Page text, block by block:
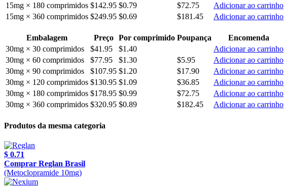
15mg × 180 comprimidos $142.95 $0.79 $72.75
Adicionar ao carrinho
15mg × 360 comprimidos $249.95 $0.69 $181.45 Adicionar ao carrinho
Embalagem Preço Por comprimido Poupança
Encomenda
30mg × 30 comprimidos
$41.95 $1.40
Adicionar ao carrinho
30mg × 60 comprimidos
$77.95 $1.30 $5.95
Adicionar ao carrinho
30mg × 90 comprimidos
$107.95 $1.20 $17.90
Adicionar ao carrinho
30mg × 120 comprimidos $130.95 $1.09 $36.85
Adicionar ao carrinho
30mg × 180 comprimidos $178.95 $0.99 $72.75
Adicionar ao carrinho
30mg × 360 comprimidos $320.95 $0.89 $182.45 Adicionar ao carrinho
Produtos da mesma categoria
$ 0.71
Comprar Reglan Brasil
(Metoclopramide 10mg)